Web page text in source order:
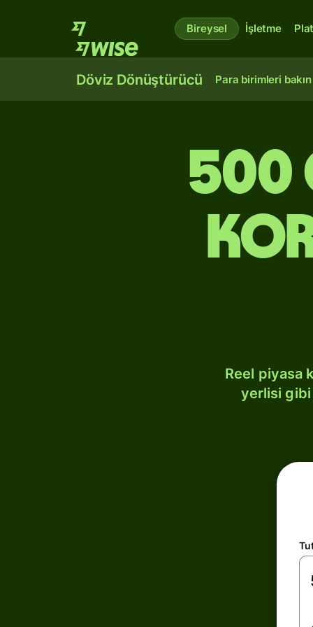
Bireysel İşletme
Döviz Dönüştürücü Para birimleri bakın
500
Reel piyasa
yerlisi gibi